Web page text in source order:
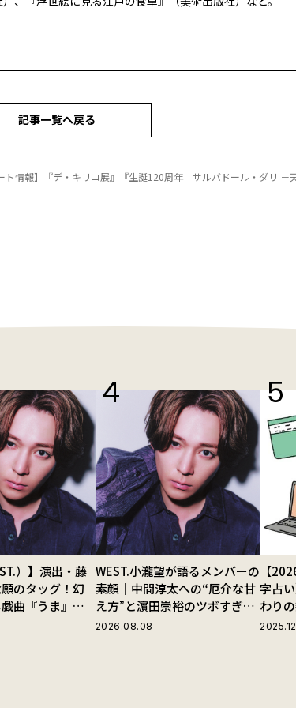
記事一覧へ戻る
『デ・キリコ展』『生誕120周年 サルバドール・ダリ －天才の秘密－』キュレーター・林綾野さんが
）】演出・藤
のタッグ！幻
曲『うま』で
人”の魅力と
WEST.小瀧望が語るメンバーの
素顔｜中間淳太への“厄介な甘
え方”と濵田崇裕のツボすぎる
言動
2026.08.08
【
字占
わり